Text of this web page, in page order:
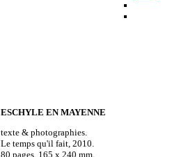
ESCHYLE EN MAYENNE
texte & photographies.
Le temps qu'il fait, 2010.
80 pages, 165 x 240 mm.